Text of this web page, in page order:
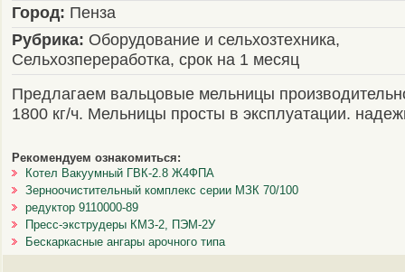
Город: Пенза
Рубрика: Оборудование и сельхозтехника,
Сельхозпереработка, срок на 1 месяц
Предлагаем вальцовые мельницы
1800 кг/ч. Мельницы просты в эксплуатации.
Рекомендуем ознакомиться:
Котел Вакуумный ГВК-2.8 Ж4ФПА
Зерноочистительный комплекс серии МЗК 70/100
редуктор 9110000-89
Пресс-экструдеры КМЗ-2, ПЭМ-2У
Бескаркасные ангары арочного типа